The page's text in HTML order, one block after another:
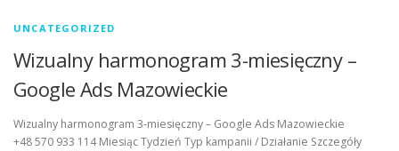
UNCATEGORIZED
Wizualny harmonogram 3-miesięczny –
Google Ads Mazowieckie
Wizualny harmonogram 3-miesięczny – Google Ads Mazowieckie
+48 570 933 114 Miesiąc Tydzień Typ kampanii / Działanie Szczegóły